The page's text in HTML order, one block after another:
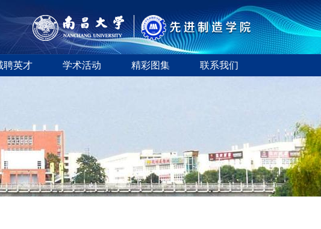
聘英才 学术活动 精彩图集 联系我们